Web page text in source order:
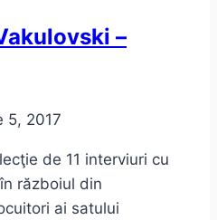
–
5, 2017
de 11 interviuri cu
războiul din
ai satului